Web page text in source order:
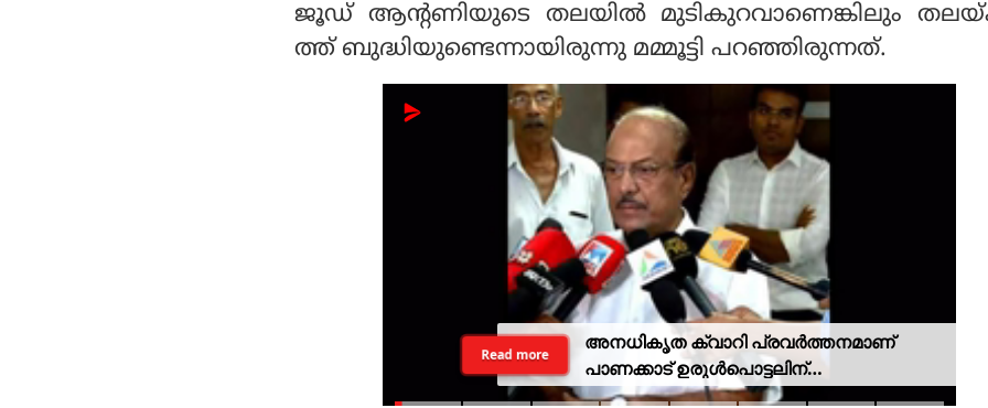
ജൂഡ് ആന്റണിയുടെ തലയില്‍ മുടികുറവാണെങ്കിലും
ത്ത് ബുദ്ധിയുണ്ടെന്നായിരുന്നു മമ്മൂട്ടി പറഞ്ഞിരുന്നത്.
അനധികൃത ക്വാറി പ്രവര്‍ത്തനമാണ്
പാണക്കാട് ഉരുള്‍പൊട്ടലിന്
കാരണമായതെന്ന് മന്ത്രി പികെ
Read more